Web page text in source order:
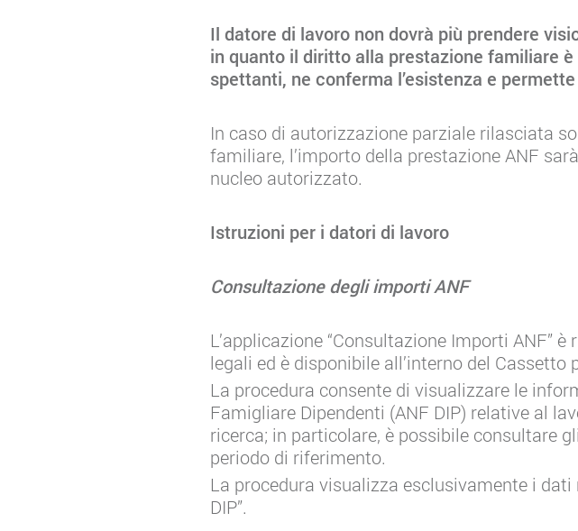
Il datore di lavoro non dovrà più prendere
in quanto il diritto alla prestazione familiare
spettanti, ne conferma l’esistenza e
In caso di autorizzazione parziale rilasciata
familiare, l’importo della prestazione ANF
nucleo autorizzato.
Istruzioni per i datori di lavoro
Consultazione degli importi ANF
L’applicazione “Consultazione Importi ANF”
legali ed è disponibile all’interno del Cassetto
La procedura consente di visualizzare le
Famigliare Dipendenti (ANF DIP) relative al
ricerca; in particolare, è possibile consultare
periodo di riferimento.
La procedura visualizza esclusivamente i
DIP”.